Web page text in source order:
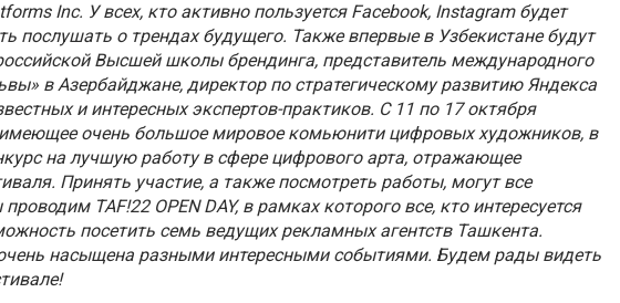
Inc. У всех, кто активно пользуется Facebook, Instagram будет
послушать о трендах будущего. Также впервые в Узбекистане будут
Высшей школы брендинга, представитель международного
в Азербайджане, директор по стратегическому развитию Яндекса
и интересных экспертов-практиков. С 11 по 17 октября
имеющее очень большое мировое комьюнити цифровых художников, в
на лучшую работу в сфере цифрового арта, отражающее
Принять участие, а также посмотреть работы, могут все
TAF!22 OPEN DAY, в рамках которого все, кто интересуется
посетить семь ведущих рекламных агентств Ташкента.
насыщена разными интересными событиями. Будем рады видеть